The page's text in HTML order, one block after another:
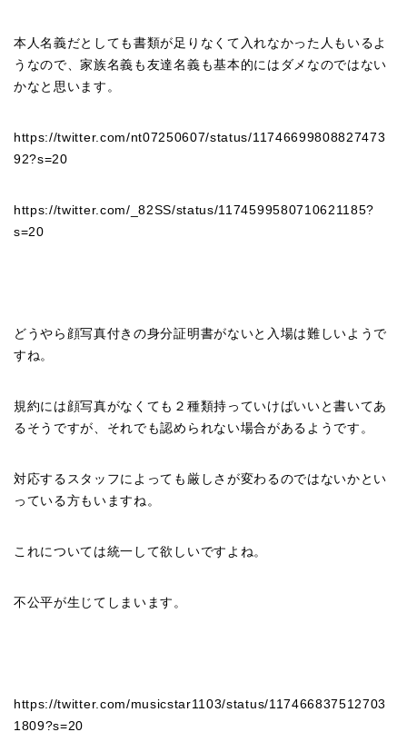
本人名義だとしても書類が足りなくて入れなかった人もいるよ
うなので、家族名義も友達名義も基本的にはダメなのではない
かなと思います。
https://twitter.com/nt07250607/status/11746699808827473
92?s=20
https://twitter.com/_82SS/status/1174599580710621185?
s=20
どうやら顔写真付きの身分証明書がないと入場は難しいようで
すね。
規約には顔写真がなくても２種類持っていけばいいと書いてあ
るそうですが、それでも認められない場合があるようです。
対応するスタッフによっても厳しさが変わるのではないかとい
っている方もいますね。
これについては統一して欲しいですよね。
不公平が生じてしまいます。
https://twitter.com/musicstar1103/status/117466837512703
1809?s=20